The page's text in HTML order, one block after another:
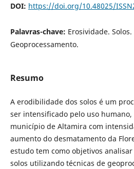
DOI: https://doi.org/10.48025/
Palavras-chave: Erosividade. Solos.
Geoprocessamento.
Resumo
A erodibilidade dos solos é um
ser intensificado pelo uso
município de Altamira com
aumento do desmatamento da
estudo tem como objetivos
solos utilizando técnicas de